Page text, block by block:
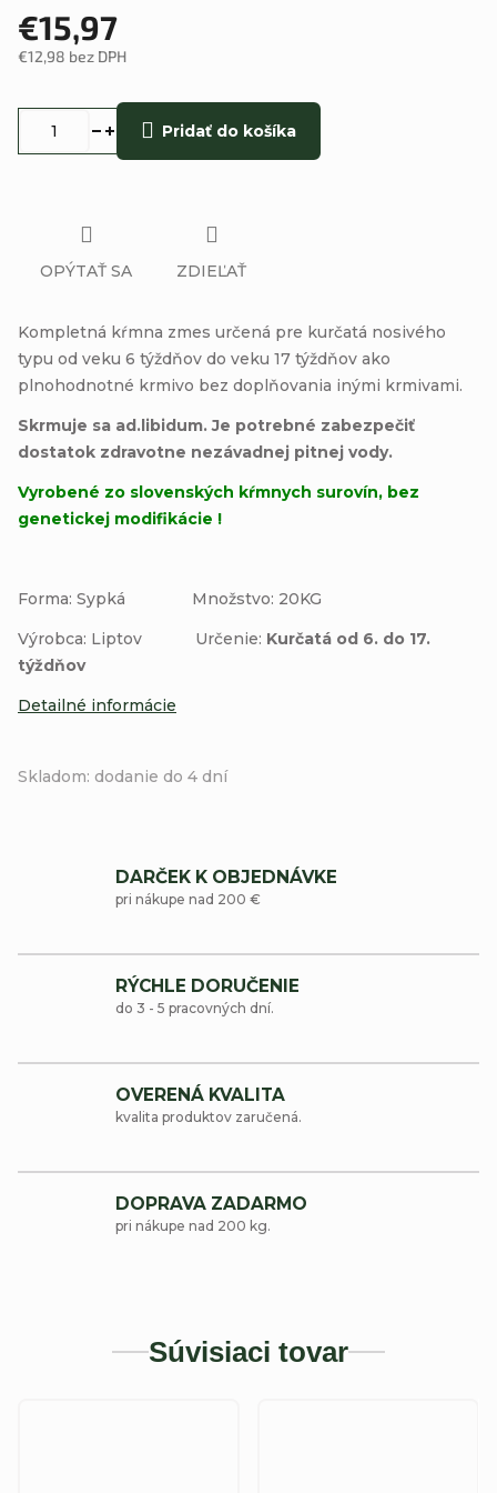
€15,97
€12,98 bez DPH
Skladom: dodanie do 4 dní
Pridať do košíka
Kompletná kŕmna zmes určená pre kurčatá nosivého
typu od veku 6 týždňov do veku 17 týždňov ako
plnohodnotné krmivo bez doplňovania inými krmivami.
Skrmuje sa ad.libidum. Je potrebné zabezpečiť
dostatok zdravotne nezávadnej pitnej vody.
Vyrobené zo slovenských kŕmnych surovín, bez
genetickej modifikácie !
Forma: Sypká Množstvo: 20KG
Výrobca: Liptov Určenie: Kurčatá od 6. do 17.
týždňov
Detailné informácie
OPÝTAŤ SA ZDIEĽAŤ
DARČEK K OBJEDNÁVKE
pri nákupe nad 200 €
RÝCHLE DORUČENIE
do 3 - 5 pracovných dní.
OVERENÁ KVALITA
kvalita produktov zaručená.
DOPRAVA ZADARMO
pri nákupe nad 200 kg.
Súvisiaci tovar